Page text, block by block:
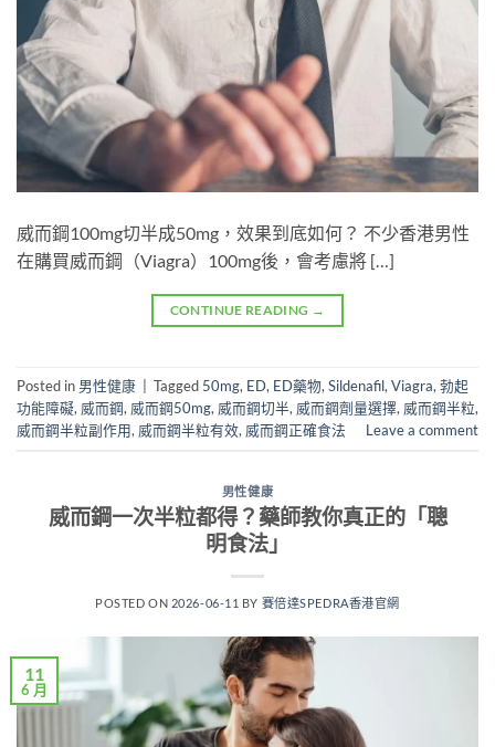
威而鋼100mg切半成50mg，效果到底如何？ 不少香港男性
在購買威而鋼（Viagra）100mg後，會考慮將 […]
CONTINUE READING →
Posted in 男性健康 Tagged 50mg, ED, ED藥物,Sildenafil,Viagra,勃起
功能障礙, 威而鋼, 威而鋼50mg, 威而鋼切半, 威而鋼劑量選擇, 威而鋼半粒,
威而鋼半粒副作用, 威而鋼半粒有效, 威而鋼正確食法 Leave a comment
男性健康
威而鋼一次半粒都得？藥師教你真正的「聰
明食法」
POSTED ON 2026-06-11 BY 賽倍達SPEDRA香港官網
11
6 月